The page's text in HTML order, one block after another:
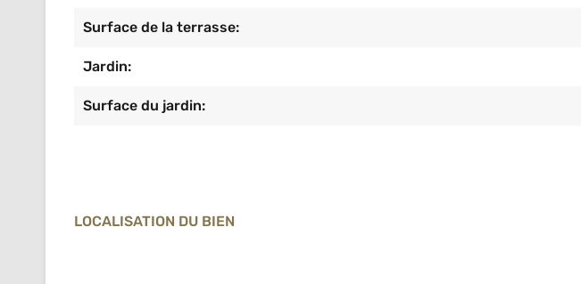
Surface de la terrasse:
Jardin:
Surface du jardin:
LOCALISATION DU BIEN